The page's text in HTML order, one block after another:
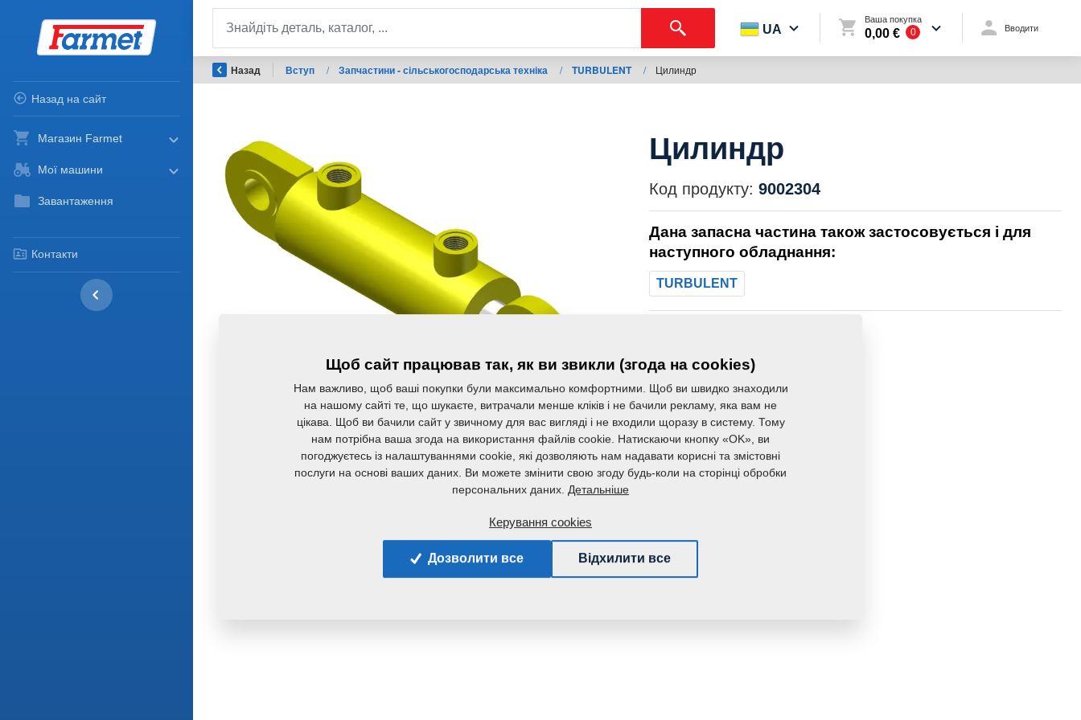
Назад на сайт
Магазин Farmet
Мої машини
Завантаження
Контакти
UA
Ваша покупка
0,00 € 0 Вводити
Назад Вступ / Запчастини - сільськогосподарська техніка / TURBULENT / Цилиндр
Цилиндр
Код продукту: 9002304
Дана запасна частина також застосовується і для
наступного обладнання:
TURBULENT
Щоб сайт працював так, як ви звикли (згода на cookies)
Нам важливо, щоб ваші покупки були максимально комфортними. Щоб ви швидко знаходили
на нашому сайті те, що шукаєте, витрачали менше кліків і не бачили рекламу, яка вам не
цікава. Щоб ви бачили сайт у звичному для вас вигляді і не входили щоразу в систему. Тому
нам потрібна ваша згода на використання файлів cookie. Натискаючи кнопку «OK», ви
погоджуєтесь із налаштуваннями cookie, які дозволяють нам надавати корисні та змістовні
послуги на основі ваших даних. Ви можете змінити свою згоду будь-коли на сторінці обробки
персональних даних. Детальніше
Керування cookies
Дозволити все Відхилити все